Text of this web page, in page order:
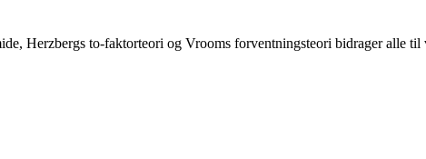
Herzbergs to-faktorteori og Vrooms forventningsteori bidrager alle til